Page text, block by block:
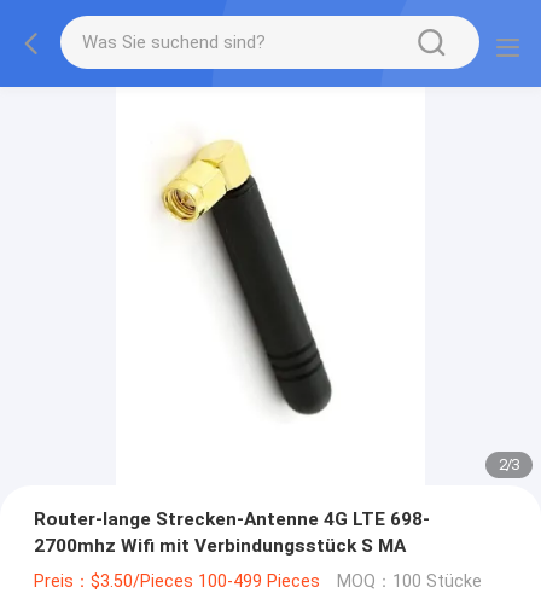
2/3
Router-lange Strecken-Antenne 4G LTE 698-
2700mhz Wifi mit Verbindungsstück S MA
Preis：$3.50/Pieces 100-499 Pieces MOQ：100 Stücke